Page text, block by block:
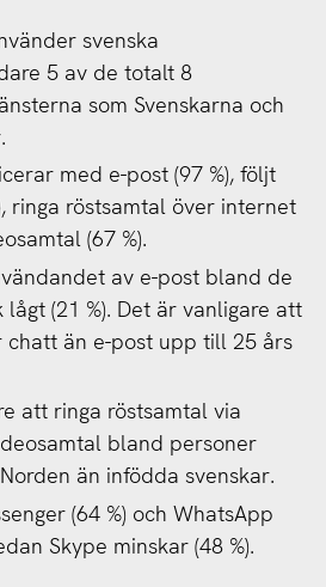
svenska
5 av de totalt 8
som Svenskarna och
med e-post (97 %), följt
ringa röstsamtal över internet
(67 %).
av e-post bland de
(21 %). Det är vanligare att
chatt än e-post upp till 25 års
att ringa röstsamtal via
bland personer
än infödda svenskar.
(64 %) och WhatsApp
Skype minskar (48 %).